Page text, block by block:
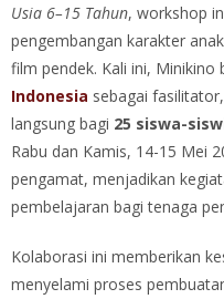
Usia 6–15 Tahun, workshop
pengembangan karakter
film pendek. Kali ini, Minikino
Indonesia sebagai
langsung bagi 25 siswa-
Rabu dan Kamis, 14-15 Mei
pengamat, menjadikan
pembelajaran bagi tenaga
Kolaborasi ini memberikan
menyelami proses